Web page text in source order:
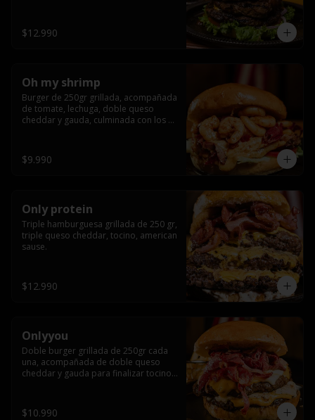
jalapeños de texas.
$12.990
Oh my shrimp
Burger de 250gr grillada, acompañada
de tomate, lechuga, doble queso
cheddar y gauda, culminada con los
$9.990
Only protein
Triple hamburguesa grillada de 250 gr,
triple queso cheddar, tocino, american
sause.
$12.990
Onlyyou
Doble burger grillada de 250gr cada
una, acompañada de doble queso
cheddar y gauda para finalizar tocino
$10.990